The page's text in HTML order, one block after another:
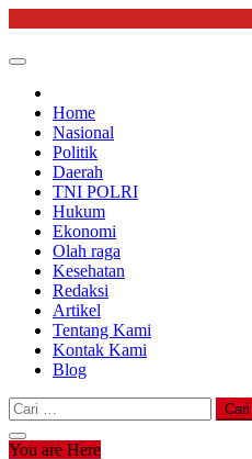
content
Home
Nasional
Politik
Daerah
TNI POLRI
Hukum
Ekonomi
Olah raga
Kesehatan
Redaksi
Artikel
Tentang Kami
Kontak Kami
Blog
Cari
untuk:
You are Here